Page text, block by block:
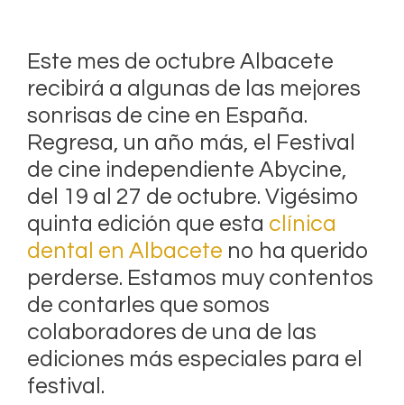
Este mes de octubre Albacete
recibirá a algunas de las mejores
sonrisas de cine en España.
Regresa, un año más, el Festival
de cine independiente Abycine,
del 19 al 27 de octubre. Vigésimo
quinta edición que esta clínica
dental en Albacete no ha querido
perderse. Estamos muy contentos
de contarles que somos
colaboradores de una de las
ediciones más especiales para el
festival.